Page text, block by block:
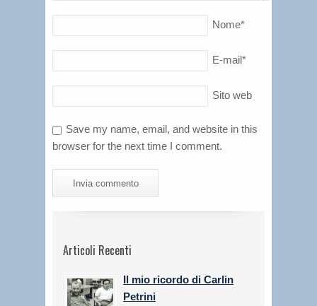
Nome*
E-mail*
Sito web
Save my name, email, and website in this
browser for the next time I comment.
Articoli Recenti
Il mio ricordo di Carlin
Petrini